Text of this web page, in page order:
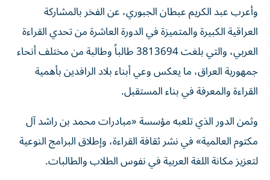
وأعرب عبد الكريم عبطان الجبوري، عن الفخر بالمشاركة
العراقية الكبيرة والمتميزة في الدورة العاشرة من تحدي القراءة
العربي، والتي بلغت 3813694 طالباً وطالبة من مختلف أنحاء
جمهورية العراق، ما يعكس وعي أبناء بلاد الرافدين بأهمية
القراءة والمعرفة في بناء المستقبل.
وثمن الدور الذي تلعبه مؤسسة «مبادرات محمد بن راشد آل
مكتوم العالمية» في نشر ثقافة القراءة، وإطلاق البرامج النوعية
لتعزيز مكانة اللغة العربية في نفوس الطلاب والطالبات.